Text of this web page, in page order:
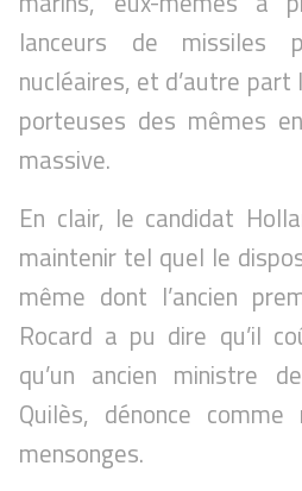
lanceurs de missiles
nucléaires, et d’autre
porteuses des mêmes
massive.
En clair, le candidat
maintenir tel quel le
même dont l’ancien
Rocard a pu dire qu’il
qu’un ancien ministre
Quilès, dénonce
mensonges.